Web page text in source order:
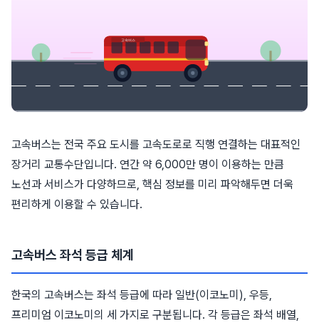
고속버스는 전국 주요 도시를 고속도로로 직행 연결하는 대표적인
장거리 교통수단입니다. 연간 약 6,000만 명이 이용하는 만큼
노선과 서비스가 다양하므로, 핵심 정보를 미리 파악해두면 더욱
편리하게 이용할 수 있습니다.
고속버스 좌석 등급 체계
한국의 고속버스는 좌석 등급에 따라 일반(이코노미), 우등,
프리미엄 이코노미의 세 가지로 구분됩니다. 각 등급은 좌석 배열,